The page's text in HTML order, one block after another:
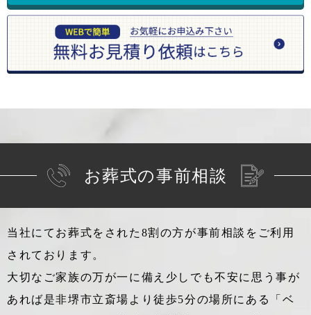
お葬式の事前相談
当社にてお葬式をされた8割の方が事前相談をご利用
されております。
大切なご家族の万が一に備え少しでも不安に思う事が
あれば是非堺市立斎場より徒歩5分の場所にある「ベ